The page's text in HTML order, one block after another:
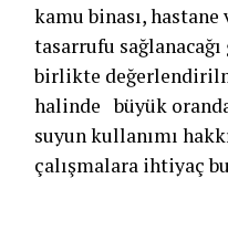
kamu binası,
tasarrufu
birlikte
halinde büyük
suyun kullanımı
çalışmalara ihtiyaç